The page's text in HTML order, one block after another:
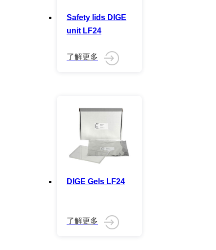
Safety lids DIGE
unit LF24
DIGE Gels LF24